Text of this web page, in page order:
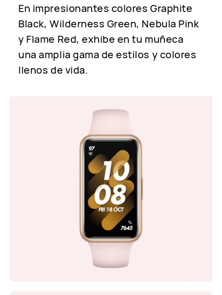
En impresionantes colores Graphite
Black, Wilderness Green, Nebula Pink
y Flame Red, exhibe en tu muñeca
una amplia gama de estilos y colores
llenos de vida.